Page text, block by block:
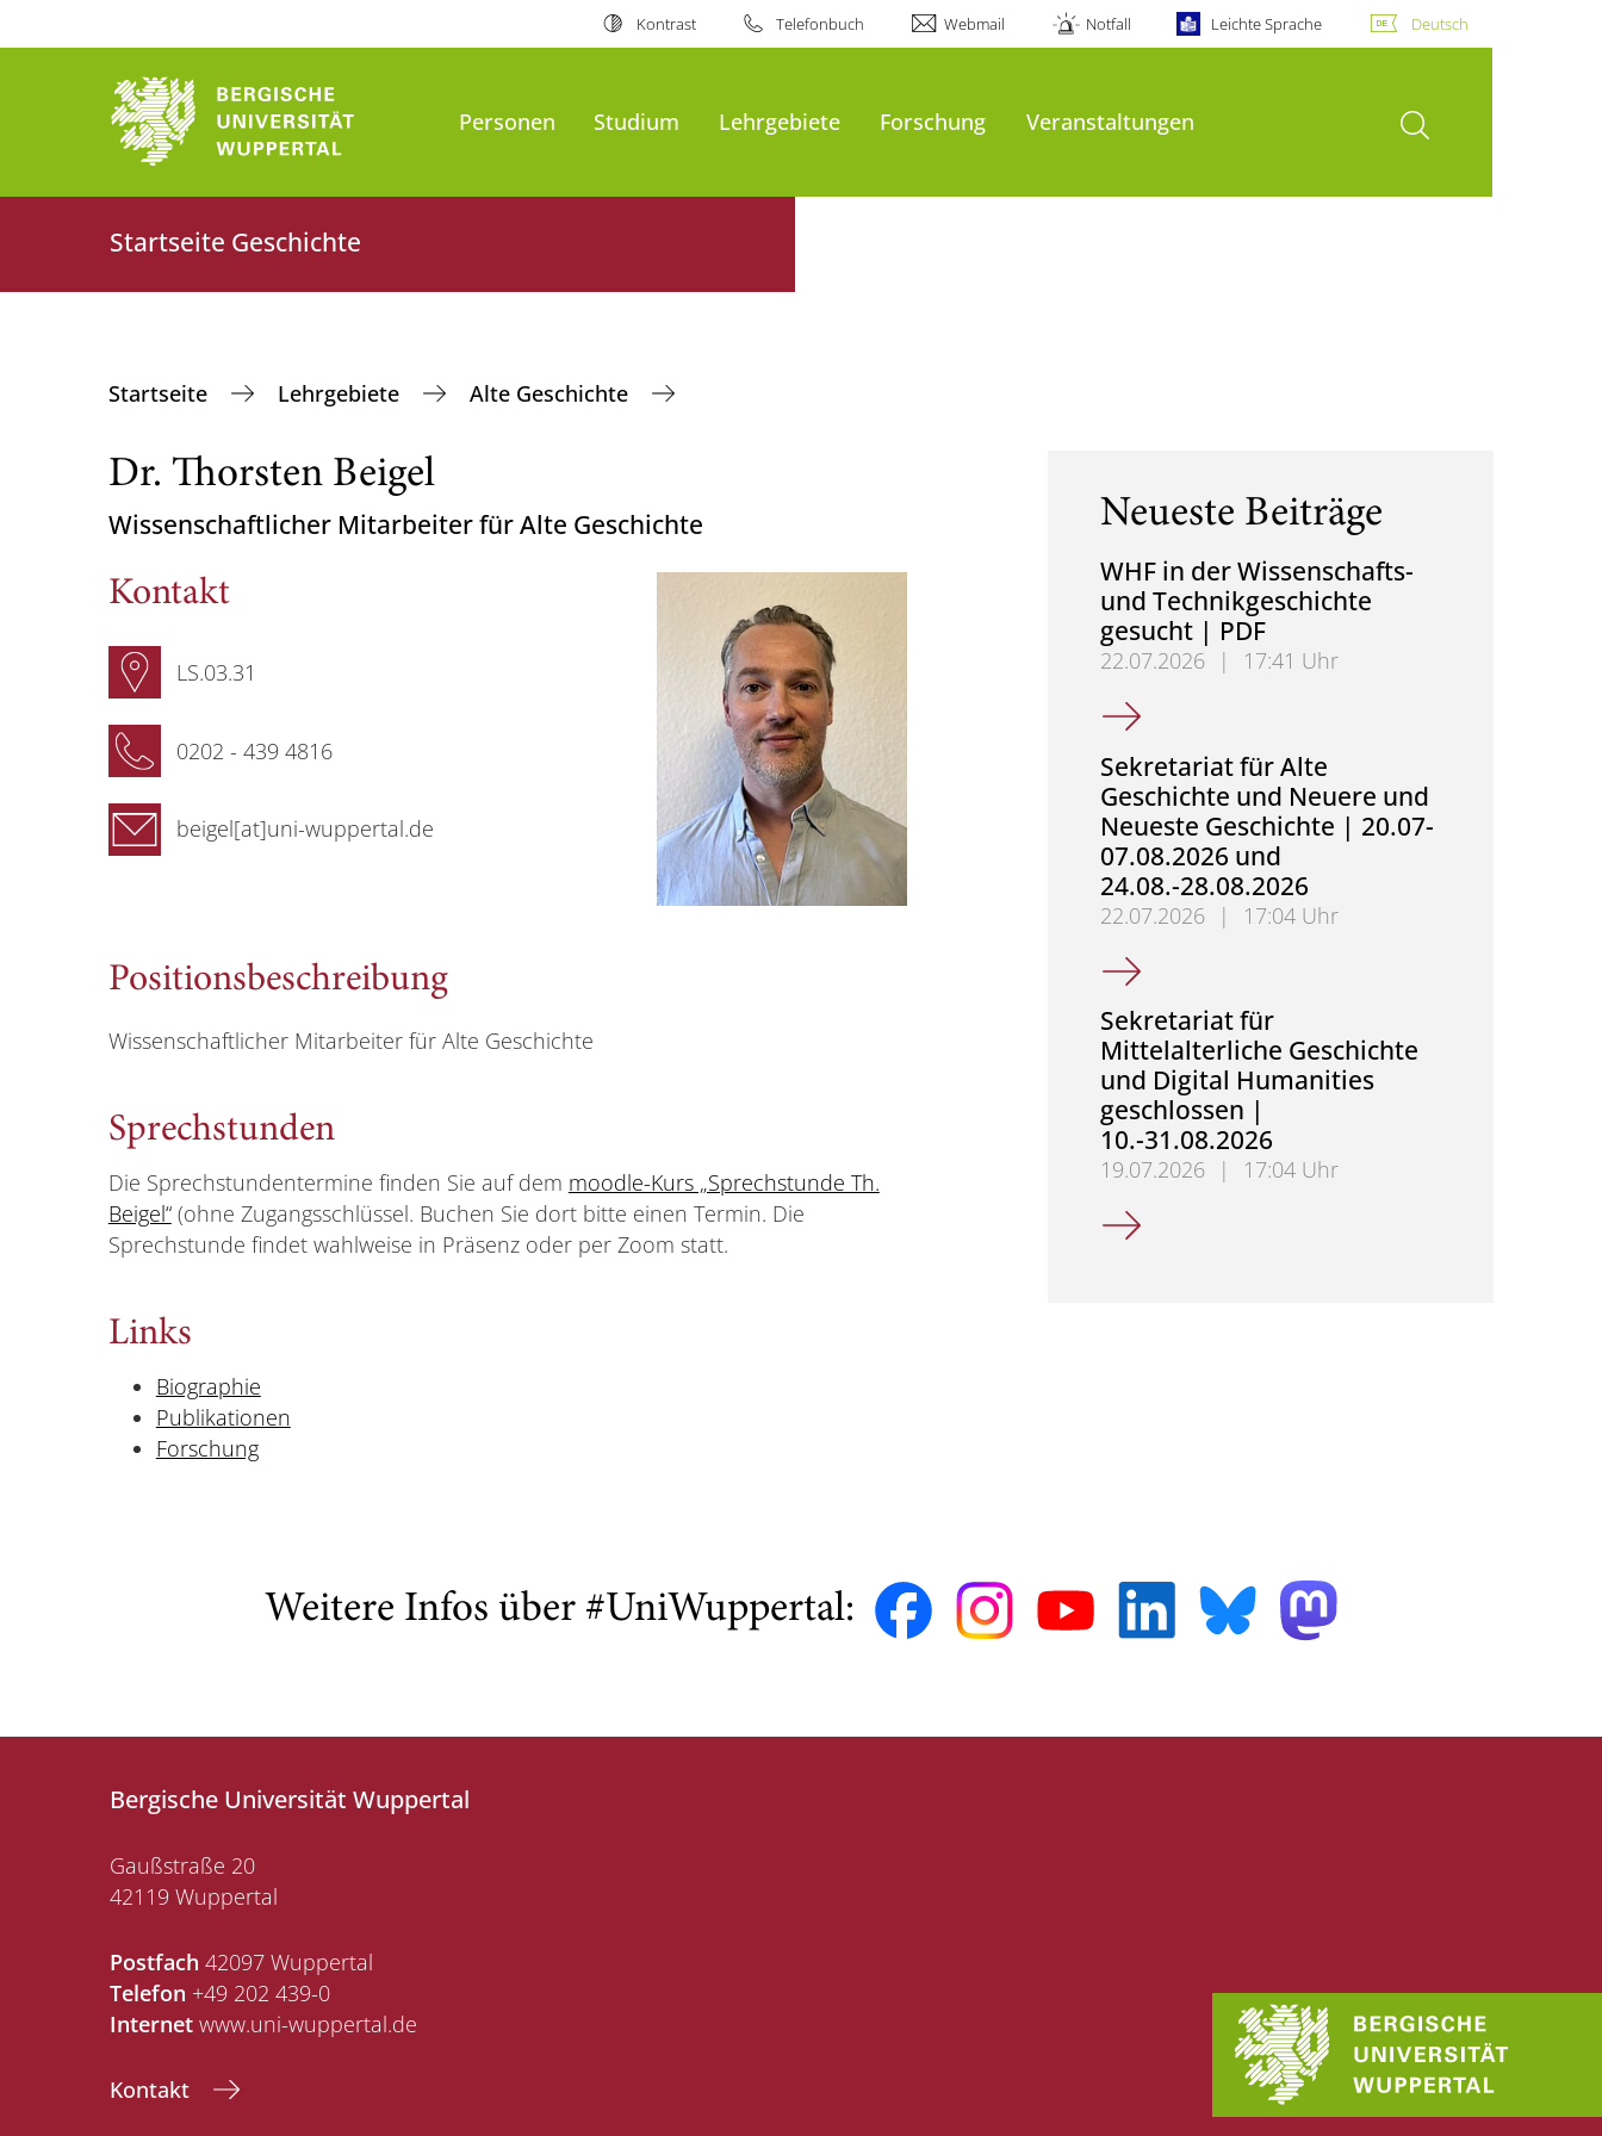
Kontrast Telefonbuch Webmail Notfall Leichte Sprache Deutsch
Personen Studium Lehrgebiete Forschung Veranstaltungen Suche öffnen
Startseite Geschichte
Startseite Lehrgebiete Alte Geschichte
Dr. Thorsten Beigel
Wissenschaftlicher Mitarbeiter für Alte Geschichte
Kontakt
LS.03.31
0202 - 439 4816
beigel[at]uni-wuppertal.de
Positionsbeschreibung
Wissenschaftlicher Mitarbeiter für Alte Geschichte
Sprechstunden
Die Sprechstundentermine finden Sie auf dem moodle-Kurs „Sprechstunde Th.
Beigel“(ohne Zugangsschlüssel. Buchen Sie dort bitte einen Termin. Die
Sprechstunde findet wahlweise in Präsenz oder per Zoom statt.
Links
Biographie
Publikationen
Forschung
Neueste Beiträge
WHF in der Wissenschafts-
und Technikgeschichte
gesucht | PDF
22.07.2026 |
17:41 Uhr
WHF in der Wissenschafts- und Technikgeschichte
Sekretariat für Alte
Geschichte und Neuere und
Neueste Geschichte | 20.07-
07.08.2026 und
24.08.-28.08.2026
22.07.2026 |
17:04 Uhr
Sekretariat für Alte Geschichte und Neuere und
Sekretariat für
Mittelalterliche Geschichte
und Digital Humanities
geschlossen |
10.-31.08.2026
19.07.2026 |
17:04 Uhr
Sekretariat für Mittelalterliche Geschichte und
Weitere Infos über #UniWuppertal:
Bergische Universität Wuppertal
Gaußstraße 20
42119 Wuppertal
Postfach 42097 Wuppertal
Telefon +49 202 439-0
Internet www.uni-wuppertal.de
Kontakt